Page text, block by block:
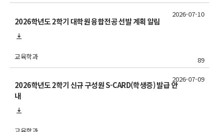
2026학년도 2학기 대학원 융합전공 선발 계획 알림
교육학과 89
2026-07-10
2026학년도 2학기 신규 구성원 S-CARD(학생증) 발급 안
내
2026-07-09